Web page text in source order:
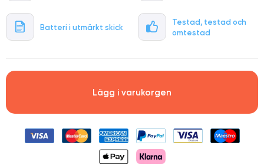
Batteri i utmärkt skick
Testad, testad och
omtestad
Lägg i varukorgen